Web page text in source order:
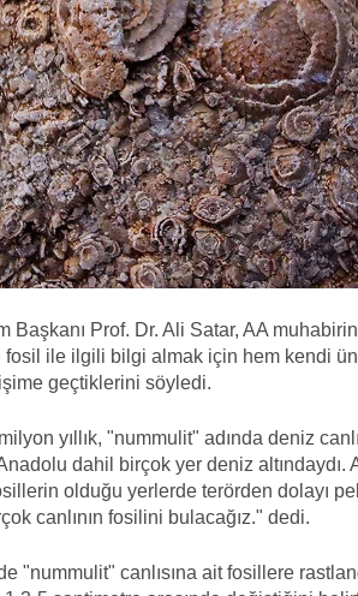
Prof. Dr. Ali Satar, AA
fosil ile ilgili bilgi almak için hem kendi
geçtiklerini söyledi.
yıllık, "nummulit" adında deniz
dahil birçok yer deniz
olduğu yerlerde terörden dolayı
canlının fosilini bulacağız." dedi.
"nummulit" canlısına ait fosillere